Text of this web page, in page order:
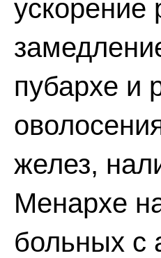
ускорение
пубархе и
желез,
Менархе
больных с